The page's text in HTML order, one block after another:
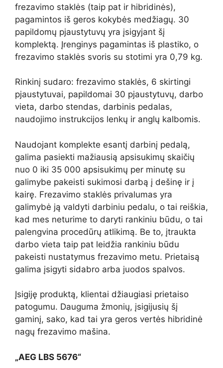
frezavimo staklės (taip pat ir hibridinės),
pagamintos iš geros kokybės medžiagų. 30
papildomų pjaustytuvų yra įsigyjant šį
komplektą. Įrenginys pagamintas iš plastiko, o
frezavimo staklės svoris su stotimi yra 0,79 kg.
Rinkinį sudaro: frezavimo staklės, 6 skirtingi
pjaustytuvai, papildomai 30 pjaustytuvų, darbo
vieta, darbo stendas, darbinis pedalas,
naudojimo instrukcijos lenkų ir anglų kalbomis.
Naudojant komplekte esantį darbinį pedalą,
galima pasiekti mažiausią apsisukimų skaičių
nuo 0 iki 35 000 apsisukimų per minutę su
galimybe pakeisti sukimosi darbą į dešinę ir į
kairę. Frezavimo staklės privalumas yra
galimybė ją valdyti darbiniu pedalu, o tai reiškia,
kad mes neturime to daryti rankiniu būdu, o tai
palengvina procedūrų atlikimą. Be to, įtraukta
darbo vieta taip pat leidžia rankiniu būdu
pakeisti nustatymus frezavimo metu. Prietaisą
galima įsigyti sidabro arba juodos spalvos.
Įsigiję produktą, klientai džiaugiasi prietaiso
patogumu. Dauguma žmonių, įsigijusių šį
gaminį, sako, kad tai yra geros vertės hibridinė
nagų frezavimo mašina.
„AEG LBS 5676“